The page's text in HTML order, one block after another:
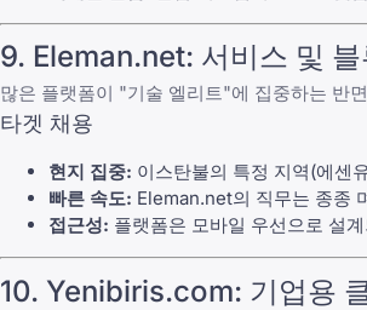
9. Eleman.net: 서비스 및
많은 플랫폼이 "기술 엘리트"에 집중하는 반
타겟 채용
현지 집중: 이스탄불의 특정 지역(에센
빠른 속도: Eleman.net의 직무는 종종
접근성: 플랫폼은 모바일 우선으로 설
10. Yenibiris.com: 기업용